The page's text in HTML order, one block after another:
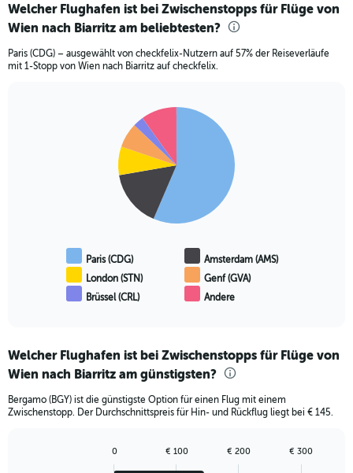
Welcher Flughafen ist bei Zwischenstopps für Flüge von
Wien nach Biarritz am beliebtesten?
Paris (CDG) – ausgewählt von checkfelix-Nutzern auf 57% der Reiseverläufe
mit 1-Stopp von Wien nach Biarritz auf checkfelix.
Paris (CDG)
Amsterdam (AMS)
London (STN)
Genf (GVA)
Brüssel (CRL)
Andere
Welcher Flughafen ist bei Zwischenstopps für Flüge von
Wien nach Biarritz am günstigsten?
Bergamo (BGY) ist die günstigste Option für einen Flug mit einem
Zwischenstopp. Der Durchschnittspreis für Hin- und Rückflug liegt bei € 145.
0 € 100 € 200 € 300